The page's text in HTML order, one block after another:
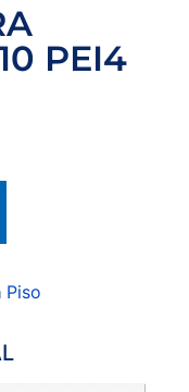
PEI4
Piso